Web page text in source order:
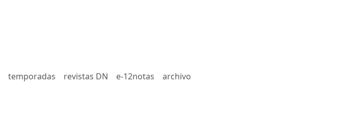
temporadas revistas DN e-12notas archivo